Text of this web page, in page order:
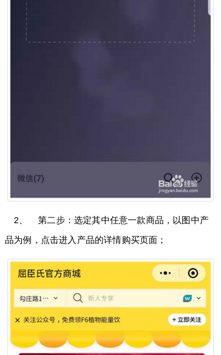
2、 第二步：选定其中任意一款商品，以图中产
品为例，点击进入产品的详情购买页面；